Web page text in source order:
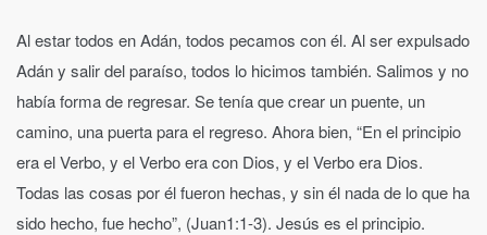
Al estar todos en Adán, todos pecamos con él. Al ser expulsado
Adán y salir del paraíso, todos lo hicimos también. Salimos y no
había forma de regresar. Se tenía que crear un puente, un
camino, una puerta para el regreso. Ahora bien, “En el principio
era el Verbo, y el Verbo era con Dios, y el Verbo era Dios.
Todas las cosas por él fueron hechas, y sin él nada de lo que ha
sido hecho, fue hecho”, (Juan1:1-3). Jesús es el principio.